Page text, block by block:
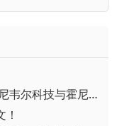
▪ 霍尼韦尔发布分拆后全新品牌：霍尼韦尔科技与霍尼韦尔航空航天